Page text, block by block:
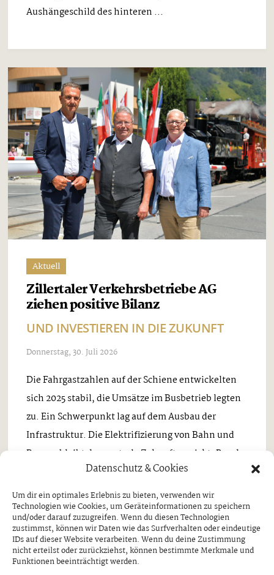
Datenschutz & Cookies
Um dir ein optimales Erlebnis zu bieten, verwenden wir
Technologien wie Cookies, um Geräteinformationen zu speichern
und/oder darauf zuzugreifen. Wenn du diesen Technologien
zustimmst, können wir Daten wie das Surfverhalten oder eindeutige
IDs auf dieser Website verarbeiten. Wenn du deine Zustimmung
nicht erteilst oder zurückziehst, können bestimmte Merkmale und
Funktionen beeinträchtigt werden.
Aushängeschild des hinteren ...
Aktuell
Zillertaler Verkehrsbetriebe AG
ziehen positive Bilanz
UND INVESTIEREN IN DIE ZUKUNFT
Donnerstag, 30. Juli 2026
Die Fahrgastzahlen auf der Schiene entwickelten
sich 2025 stabil, die Umsätze im Busbetrieb legten
zu. Ein Schwerpunkt lag auf dem Ausbau der
Infrastruktur. Die Elektrifizierung von Bahn und
Bussen bleibt das zentrale Zukunftsprojekt. Rund
3,66 Millionen ...